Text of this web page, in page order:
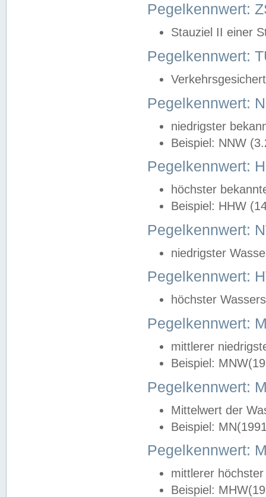
Pegelkennwert:
Stauziel II einer
Pegelkennwert:
Pegelkennwert:
niedrigster
Beispiel: NNW
Pegelkennwert:
höchster
Beispiel: HHW
Pegelkennwert:
niedrigster
Pegelkennwert:
höchster
Pegelkennwert:
mittlerer
Beispiel:
Pegelkennwert:
Mittelwert der
Beispiel:
Pegelkennwert:
mittlerer
Beispiel: